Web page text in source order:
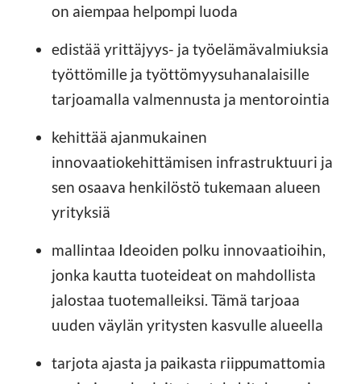
on aiempaa helpompi luoda
edistää yrittäjyys- ja työelämävalmiuksia
työttömille ja työttömyysuhanalaisille
tarjoamalla valmennusta ja mentorointia
kehittää ajanmukainen
innovaatiokehittämisen infrastruktuuri ja
sen osaava henkilöstö tukemaan alueen
yrityksiä
mallintaa Ideoiden polku innovaatioihin,
jonka kautta tuoteideat on mahdollista
jalostaa tuotemalleiksi. Tämä tarjoaa
uuden väylän yritysten kasvulle alueella
tarjota ajasta ja paikasta riippumattomia